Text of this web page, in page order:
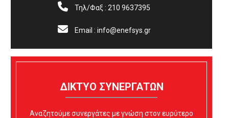

 Τηλ/Φαξ : 210 9637395

 Email : info@enefsys.gr
ΔΙΚΤΥΟ ΣΥΝΕΡΓΑΤΩΝ
Αναζητούμε συνεργάτες με γνώση στον ευρύτερο